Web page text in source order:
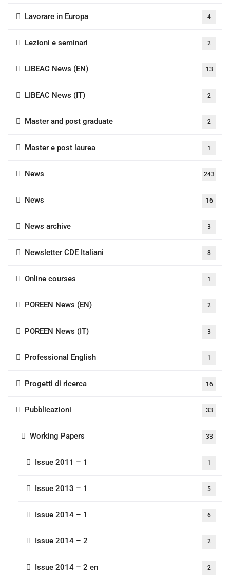
Lavorare in Europa 4
Lezioni e seminari 2
LIBEAC News (EN) 13
LIBEAC News (IT) 2
Master and post graduate 2
Master e post laurea 1
News 243
News 16
News archive 3
Newsletter CDE Italiani 8
Online courses 1
POREEN News (EN) 2
POREEN News (IT) 3
Professional English 1
Progetti di ricerca 16
Pubblicazioni 33
Working Papers 33
Issue 2011 – 1 1
Issue 2013 – 1 5
Issue 2014 – 1 6
Issue 2014 – 2 2
Issue 2014 – 2 en 2